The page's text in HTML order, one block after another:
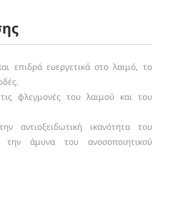
επιδρά ευεργετικά στο λαιμό, το
φλεγμονές του λαιμού και του
αντιοξειδωτική ικανότητα του
άμυνα του ανοσοποιητικού